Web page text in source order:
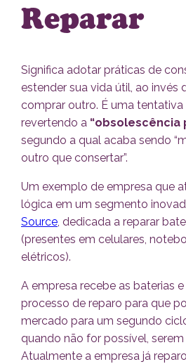
Reparar
Significa adotar práticas de
estender sua vida útil, ao invés
comprar outro. É uma tentativa
revertendo a “obsolescência
segundo a qual acaba sendo
outro que consertar”.
Um exemplo de empresa que
lógica em um segmento
Source, dedicada a reparar
(presentes em celulares,
elétricos).
A empresa recebe as baterias
processo de reparo para que
mercado para um segundo
quando não for possível, serem
Atualmente a empresa já